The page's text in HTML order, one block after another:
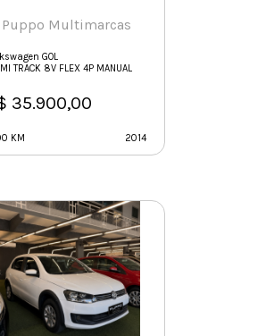
Puppo Multimarcas
GOL
TRACK 8V FLEX 4P MANUAL
35.900,00
KM 2014